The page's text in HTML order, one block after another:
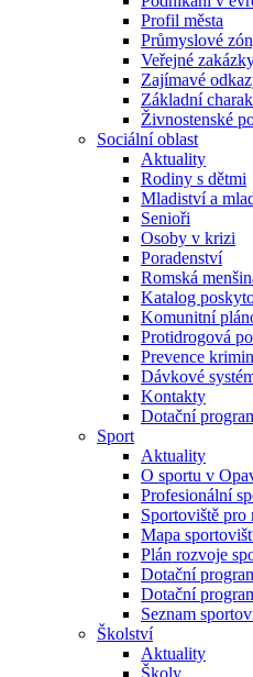
Profil města
Průmyslové
Veřejné
Zajímavé
Základní
Živnostenské
Sociální oblast
Aktuality
Rodiny s dětmi
Mladiství a
Senioři
Osoby v krizi
Poradenství
Romská
Katalog
Komunitní
Protidrogová
Prevence
Dávkové
Kontakty
Dotační
Sport
Aktuality
O sportu v
Profesionální
Sportoviště pro
Mapa
Plán rozvoje
Dotační
Dotační
Seznam
Školství
Aktuality